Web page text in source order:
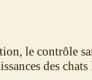
le contrôle
des